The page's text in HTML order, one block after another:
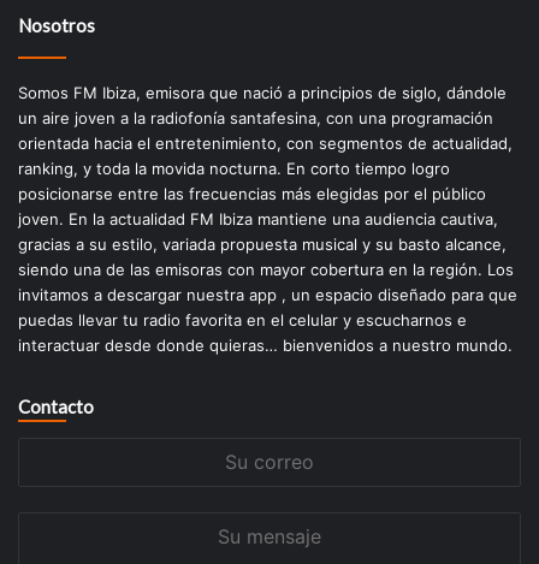
Nosotros
Somos FM Ibiza, emisora que nació a principios de siglo, dándole
un aire joven a la radiofonía santafesina, con una programación
orientada hacia el entretenimiento, con segmentos de actualidad,
ranking, y toda la movida nocturna. En corto tiempo logro
posicionarse entre las frecuencias más elegidas por el público
joven. En la actualidad FM Ibiza mantiene una audiencia cautiva,
gracias a su estilo, variada propuesta musical y su basto alcance,
siendo una de las emisoras con mayor cobertura en la región. Los
invitamos a descargar nuestra app , un espacio diseñado para que
puedas llevar tu radio favorita en el celular y escucharnos e
interactuar desde donde quieras… bienvenidos a nuestro mundo.
Contacto